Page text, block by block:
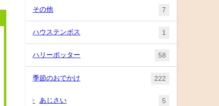
その他 7
ハウステンボス 1
ハリーポッター 58
季節のおでかけ 222
あじさい 5